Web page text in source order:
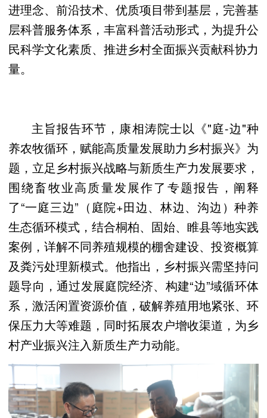
进理念、前沿技术、优质项目带到基层，完善基
层科普服务体系，丰富科普活动形式，为提升公
民科学文化素质、推进乡村全面振兴贡献科协力
量。
主旨报告环节，康相涛院士以《"庭-边"种
养农牧循环，赋能高质量发展助力乡村振兴》为
题，立足乡村振兴战略与新质生产力发展要求，
围绕畜牧业高质量发展作了专题报告，阐释
了“一庭三边”（庭院+田边、林边、沟边）种养
生态循环模式，结合桐柏、固始、睢县等地实践
案例，详解不同养殖规模的棚舍建设、投资概算
及粪污处理新模式。他指出，乡村振兴需坚持问
题导向，通过发展庭院经济、构建“边”域循环体
系，激活闲置资源价值，破解养殖用地紧张、环
保压力大等难题，同时拓展农户增收渠道，为乡
村产业振兴注入新质生产力动能。